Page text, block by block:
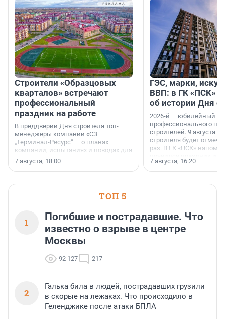
Строители «Образцовых
кварталов» встречают
профессиональный
праздник на работе
В преддверии Дня строителя топ-
менеджеры компании «СЗ
„Терминал-Ресурс“ — о планах
компании, испытаниях и поводах для
осторожного оптимизма.
7 августа, 18:00
ГЭС, марки,
ВВП: в ГК «ПСК»
об истории Дня
2026-й — юбилейный
профессионального
строителей. 9 августа
строителя будет
раз. В ГК «ПСК»
поменялась роль
7 августа, 16:20
ТОП 5
1
Погибшие и пострадавшие. Что
известно о взрыве в центре
Москвы
92 127 217
2
Галька била в людей, пострадавших грузили
в скорые на лежаках. Что происходило в
Геленджике после атаки БПЛА